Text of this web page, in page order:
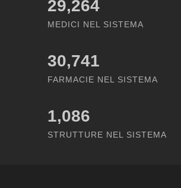
29,264
MEDICI NEL SISTEMA
30,741
FARMACIE NEL SISTEMA
1,086
STRUTTURE NEL SISTEMA